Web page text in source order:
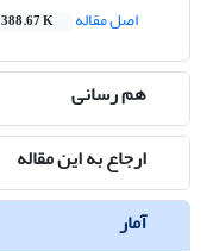
اصل مقاله
388.67 K
هم رسانی
ارجاع به این مقاله
آمار